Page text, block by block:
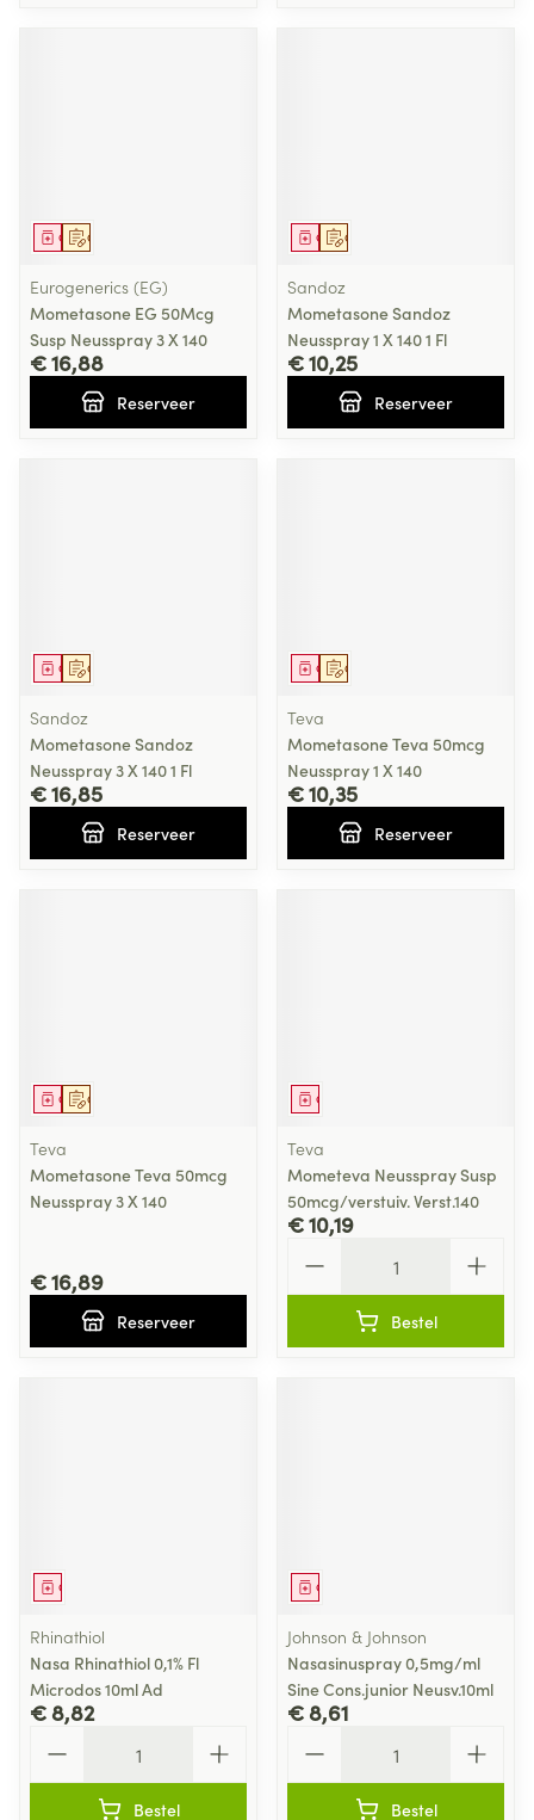
Op voorschrift
Geneesmiddel
Eurogenerics (EG)
Mometasone EG 50Mcg
Susp Neusspray 3 X 140
€ 16,88
Reserveer
Op voorschrift
Geneesmiddel
Sandoz
Mometasone Sandoz
Neusspray 1 X 140 1 Fl
€ 10,25
Reserveer
Op voorschrift
Geneesmiddel
Sandoz
Mometasone Sandoz
Neusspray 3 X 140 1 Fl
€ 16,85
Reserveer
Op voorschrift
Geneesmiddel
Teva
Mometasone Teva 50mcg
Neusspray 1 X 140
€ 10,35
Reserveer
Op voorschrift
Geneesmiddel
Teva
Mometasone Teva 50mcg
Neusspray 3 X 140
€ 16,89
Reserveer
Geneesmiddel
Teva
Mometeva Neusspray Susp
50mcg/verstuiv. Verst.140
€ 10,19
Bestel
Geneesmiddel
Rhinathiol
Nasa Rhinathiol 0,1% Fl
Microdos 10ml Ad
€ 8,82
Bestel
Geneesmiddel
Johnson & Johnson
Nasasinuspray 0,5mg/ml
Sine Cons.junior Neusv.10ml
€ 8,61
Bestel